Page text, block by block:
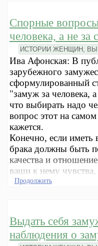
Спорные
человека, а не за
ИСТОРИИ ЖЕНЩИН,
Ива Афонская: В
зарубежного
сформулированный
"замуж за человека,
что выбирать надо
вопрос этот на
кажется.
Конечно, если иметь
брака должны быть
качества и
ваши к нему чувства,
Продолжить
Выдать себя
наблюдения о